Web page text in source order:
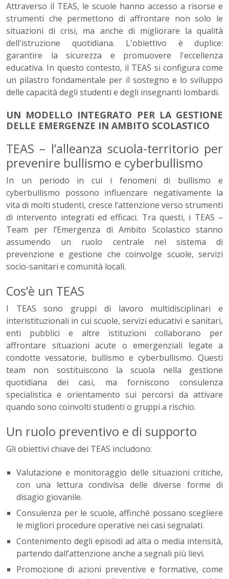
Attraverso il TEAS, le scuole hanno accesso a risorse e
strumenti che permettono di affrontare non solo le
situazioni di crisi, ma anche di migliorare la qualità
dell'istruzione quotidiana. L'obiettivo è duplice:
garantire la sicurezza e promuovere l'eccellenza
educativa. In questo contesto, il TEAS si configura come
un pilastro fondamentale per il sostegno e lo sviluppo
delle capacità degli studenti e degli insegnanti lombardi.
UN MODELLO INTEGRATO PER LA GESTIONE
DELLE EMERGENZE IN AMBITO SCOLASTICO
TEAS – l’alleanza scuola-territorio per
prevenire bullismo e cyberbullismo
In un periodo in cui i fenomeni di bullismo e
cyberbullismo possono influenzare negativamente la
vita di molti studenti, cresce l’attenzione verso strumenti
di intervento integrati ed efficaci. Tra questi, i TEAS –
Team per l’Emergenza di Ambito Scolastico stanno
assumendo un ruolo centrale nel sistema di
prevenzione e gestione che coinvolge scuole, servizi
socio-sanitari e comunità locali.
Cos’è un TEAS
I TEAS sono gruppi di lavoro multidisciplinari e
interistituzionali in cui scuole, servizi educativi e sanitari,
enti pubblici e altre istituzioni collaborano per
affrontare situazioni acute o emergenziali legate a
condotte vessatorie, bullismo e cyberbullismo. Questi
team non sostituiscono la scuola nella gestione
quotidiana dei casi, ma forniscono consulenza
specialistica e orientamento sui percorsi da attivare
quando sono coinvolti studenti o gruppi a rischio.
Un ruolo preventivo e di supporto
Gli obiettivi chiave dei TEAS includono:
Valutazione e monitoraggio delle situazioni critiche,
con una lettura condivisa delle diverse forme di
disagio giovanile.
Consulenza per le scuole, affinché possano scegliere
le migliori procedure operative nei casi segnalati.
Contenimento degli episodi ad alta o media intensità,
partendo dall’attenzione anche a segnali più lievi.
Promozione di azioni preventive e formative, come